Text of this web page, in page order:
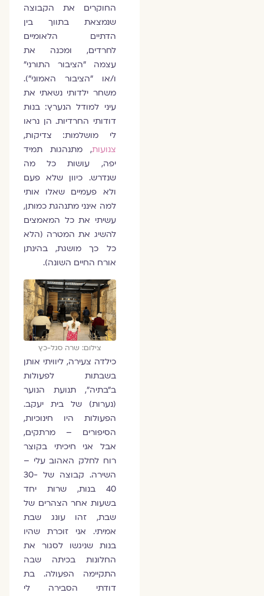
החוקרים את הקבוצה
שנמצאת בתווך בין
הדתיים הלאומיים
לחרדים, ומכנה את
עצמה "הציבור התורני"
ו/או "הציבור האמוני").
משחר ילדותי נשאתי את
עיני למודל הנערץ: בנות
דודותי החרדיות. הן נראו
לי מושלמות: צדיקות,
צנועות, מתנהגות תמיד
יפה, עושות כל מה
שנדרש. כיוון שלא פעם
ולא פעמיים שאלו אותי
למה אינני מתנהגת כמותן,
עשיתי את כל המאמצים
להשיג את המטרה (הלא
כל כך מושגת, בהינתן
אורח החיים השונה).
צילום: שרה סגל-כץ
כילדה צעירה, ליוויתי אותן
בשבתות לפעולות
ב"בתיה", תנועת הנוער
(נערות) של בית יעקב.
הפעולות היו חינוכיות,
הסיפורים – מרתקים,
אבל אני חיכיתי בקוצר
רוח לחלק האהוב עלי –
השירה. קבוצה של 30-
40 בנות, שרות יחד
בשעות אחר הצהרים של
שבת, זהו עונג שבת
אמיתי. אני זוכרת שהיו
בנות שניגשו לסגור את
החלונות בכיתה שבה
התקיימה הפעולה. בת
דודתי הסבירה לי